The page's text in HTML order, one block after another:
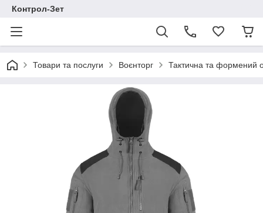
Контрол-Зет
Товари та послуги Воєнторг Тактична та формений